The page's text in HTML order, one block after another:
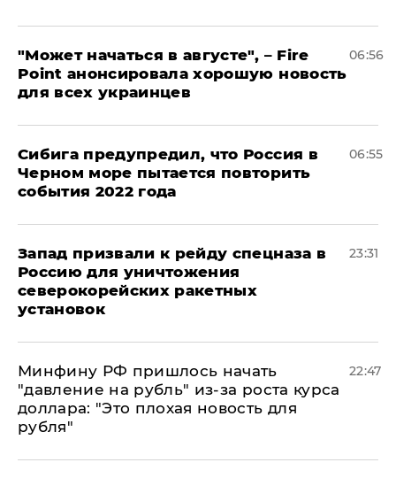
"Может начаться в августе", – Fire
Point анонсировала хорошую новость
для всех украинцев
06:56
Сибига предупредил, что Россия в
Черном море пытается повторить
события 2022 года
06:55
Запад призвали к рейду спецназа в
Россию для уничтожения
северокорейских ракетных
установок
23:31
Минфину РФ пришлось начать
"давление на рубль" из-за роста курса
доллара: "Это плохая новость для
рубля"
22:47